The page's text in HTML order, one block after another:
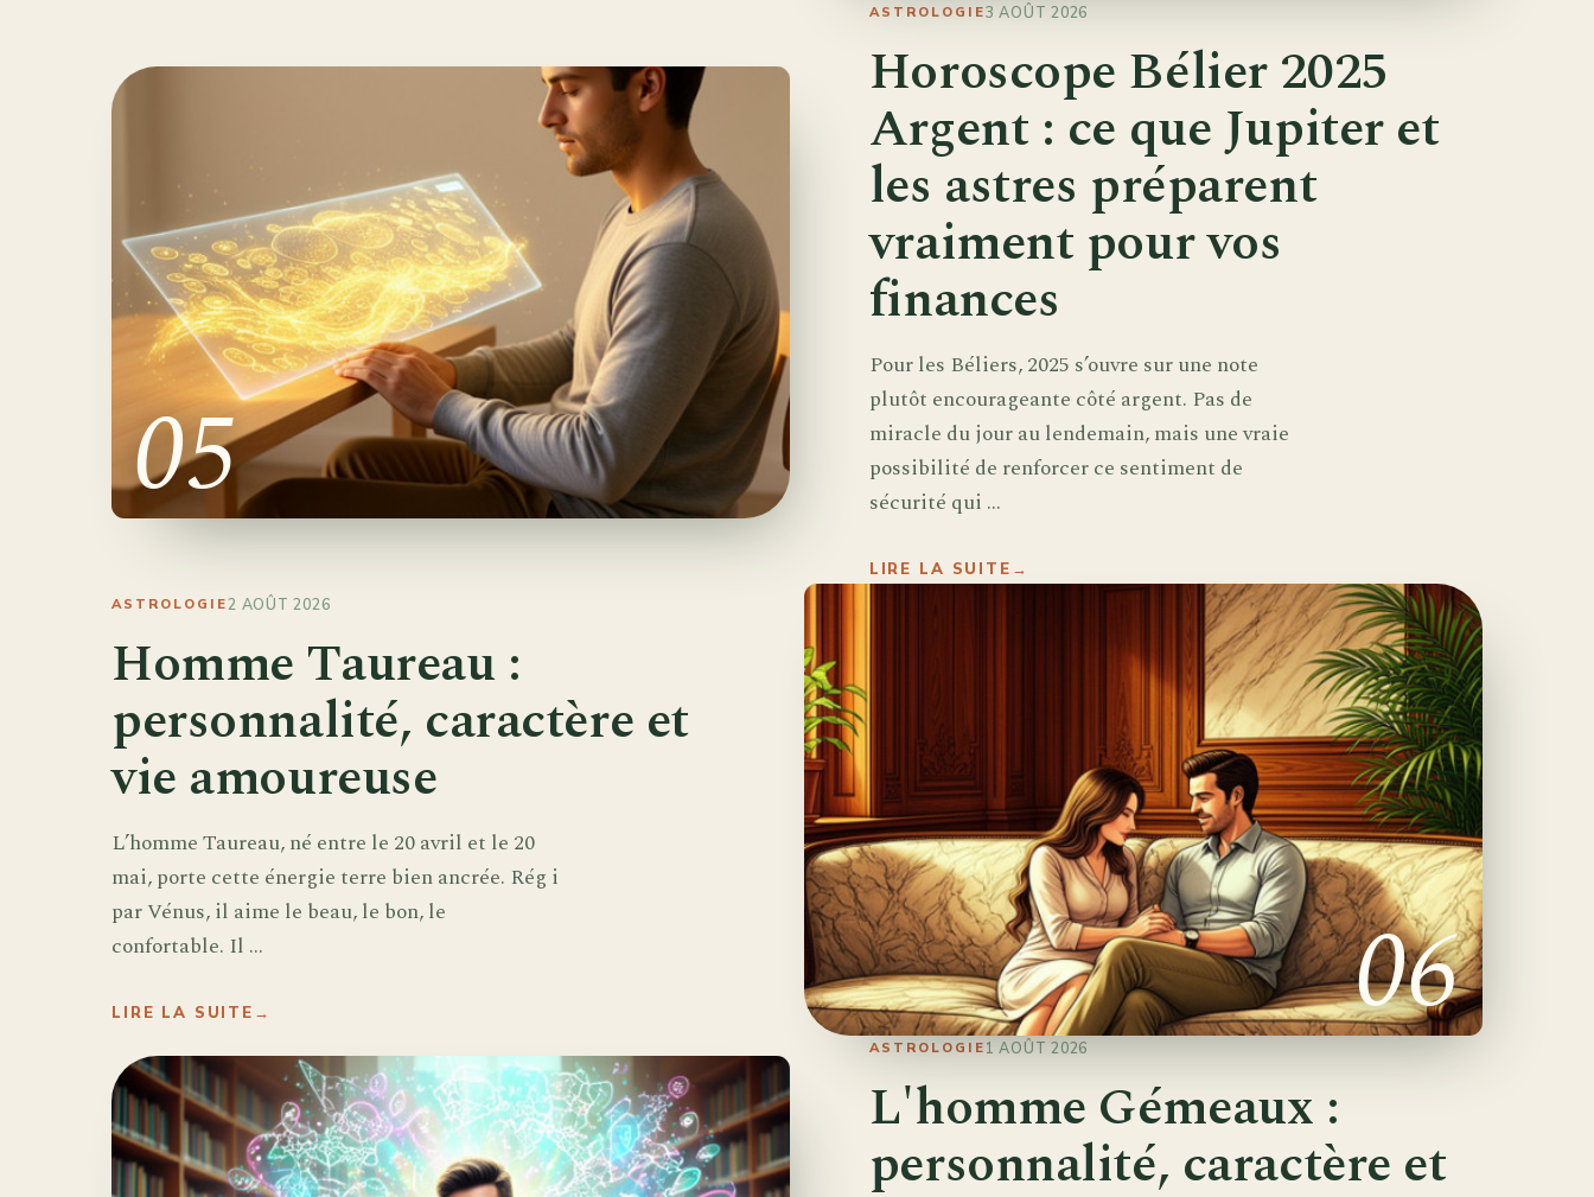
05
ASTROLOGIE3 AOÛT 2026
Horoscope Bélier 2025
Argent : ce que Jupiter et
les astres préparent
vraiment pour vos
finances
Pour les Béliers, 2025 s’ouvre sur une note
plutôt encourageante côté argent. Pas de
miracle du jour au lendemain, mais une vraie
possibilité de renforcer ce sentiment de
sécurité qui ...
LIRE LA SUITE →
06
ASTROLOGIE2 AOÛT 2026
Homme Taureau :
personnalité, caractère et
vie amoureuse
L’homme Taureau, né entre le 20 avril et le 20
mai, porte cette énergie terre bien ancrée. Rég i
par Vénus, il aime le beau, le bon, le
confortable. Il ...
LIRE LA SUITE →
ASTROLOGIE 1 AOÛT 2026
L'homme Gémeaux :
personnalité, caractère et